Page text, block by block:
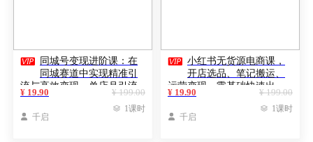

同城号变现进阶课：在
同城赛道中实现精准引
流与高效变现，单店月引流
成交额提升50%
¥ 199.00
¥ 19.90
 千启
 1课时
 小红书无货源电商课，
开店选品、笔记搬运、
运营变现，零基础快速出
单，稳定日销数十单（更
新）
¥ 199.00
¥ 19.90
 千启
 1课时